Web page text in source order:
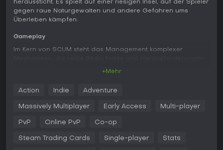
heraussticht. Es spielt auf einer riesigen Insel, auf der Spieler
gegen raue Naturgewalten und andere Gefahren ums
Überleben kämpfen.
Gameplay
Im Kern von SCUM steht das Management komplexer
RPG-ähnlichen Fortschritt, bei dem Attribute und Skills durch
Waffen klemmen bei Vernachlässigung, Kleidung nutzt sich
+Mehr
Action Indie Adventure
Massively Multiplayer Early Access Multi-player
PvP Online PvP Co-op
Steam Trading Cards Single-player Stats